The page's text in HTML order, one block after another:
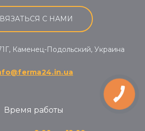
С НАМИ
Каменец-Подольский, Украина
Время работы
КНОПКА
ЗВ'ЯЗКУ